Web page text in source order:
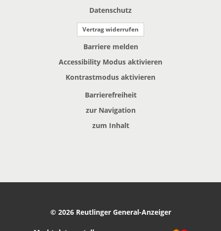
Datenschutz
Vertrag widerrufen
Barriere melden
Accessibility Modus aktivieren
Kontrastmodus aktivieren
Barrierefreiheit
zur Navigation
zum Inhalt
© 2026 Reutlinger General-Anzeiger